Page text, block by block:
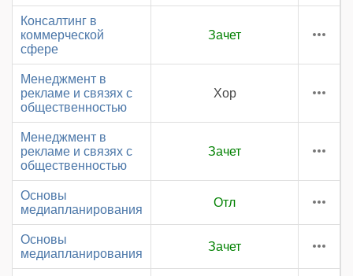
Консалтинг в
коммерческой
сфере
Зачет
Менеджмент в
рекламе и связях с
общественностью
Хор
Менеджмент в
рекламе и связях с
общественностью
Зачет
Основы
медиапланирования
Отл
Основы
медиапланирования
Зачет